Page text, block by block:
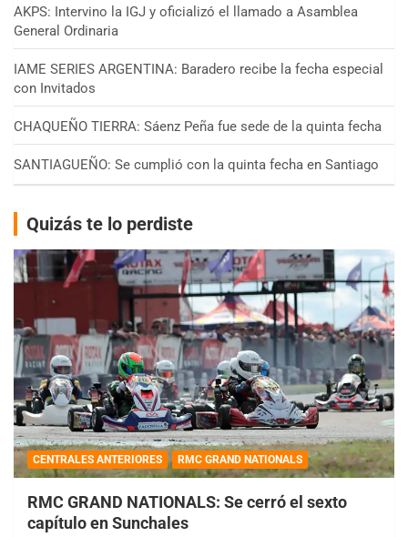
AKPS: Intervino la IGJ y oficializó el llamado a Asamblea
General Ordinaria
IAME SERIES ARGENTINA: Baradero recibe la fecha especial
con Invitados
CHAQUEÑO TIERRA: Sáenz Peña fue sede de la quinta fecha
SANTIAGUEÑO: Se cumplió con la quinta fecha en Santiago
Quizás te lo perdiste
CENTRALES ANTERIORES RMC GRAND NATIONALS
RMC GRAND NATIONALS: Se cerró el sexto
capítulo en Sunchales